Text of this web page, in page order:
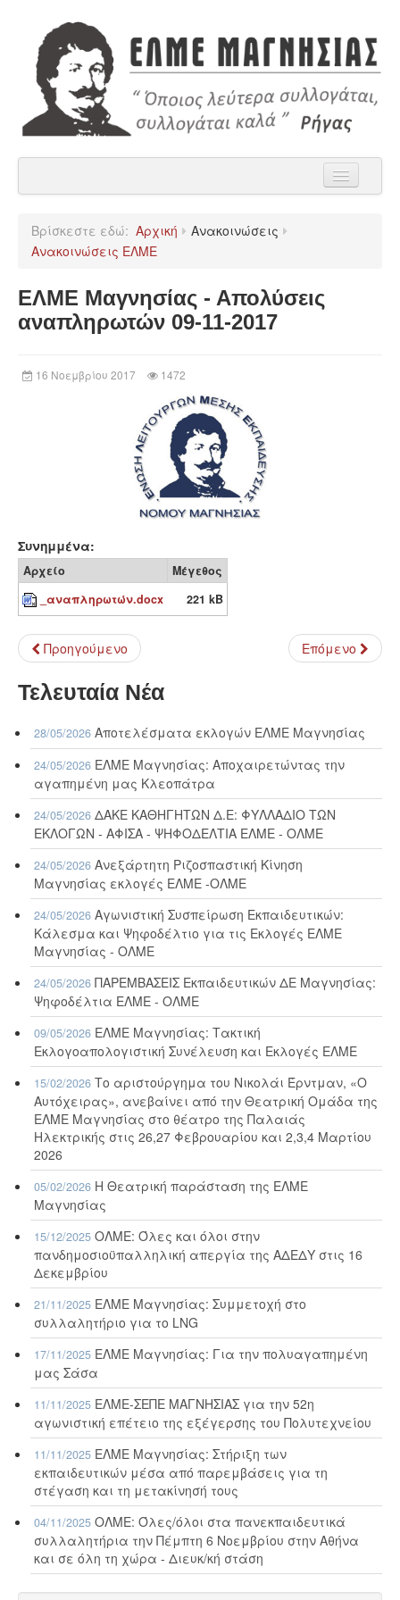
Η ΕΛΜΕ Μαγνησίας
Χρήσιμα
Επικοινωνία
Βρίσκεστε εδώ: Αρχική
Ανακοινώσεις
Ανακοινώσεις ΕΛΜΕ
ΕΛΜΕ Μαγνησίας - Απολύσεις
αναπληρωτών 09-11-2017
16 Νοεμβρίου 2017 1472
Συνημμένα:
Αρχείο
Μέγεθος
_αναπληρωτών.docx
221 kB
Προηγούμενο Επόμενο
Τελευταία Νέα
28/05/2026 Αποτελέσματα εκλογών ΕΛΜΕ Μαγνησίας
24/05/2026 ΕΛΜΕ Μαγνησίας: Αποχαιρετώντας την
αγαπημένη μας Κλεοπάτρα
24/05/2026 ΔΑΚΕ ΚΑΘΗΓΗΤΩΝ Δ.Ε: ΦΥΛΛΑΔΙΟ ΤΩΝ
ΕΚΛΟΓΩΝ - ΑΦΙΣΑ - ΨΗΦΟΔΕΛΤΙΑ ΕΛΜΕ - ΟΛΜΕ
24/05/2026 Ανεξάρτητη Ριζοσπαστική Κίνηση
Μαγνησίας εκλογές ΕΛΜΕ -ΟΛΜΕ
24/05/2026 Αγωνιστική Συσπείρωση Εκπαιδευτικών:
Κάλεσμα και Ψηφοδέλτιο για τις Εκλογές ΕΛΜΕ
Μαγνησίας - ΟΛΜΕ
24/05/2026 ΠΑΡΕΜΒΑΣΕΙΣ Εκπαιδευτικών ΔΕ Μαγνησίας:
Ψηφοδέλτια ΕΛΜΕ - ΟΛΜΕ
09/05/2026 ΕΛΜΕ Μαγνησίας: Τακτική
Εκλογοαπολογιστική Συνέλευση και Εκλογές ΕΛΜΕ
15/02/2026 Το αριστούργημα του Νικολάι Έρντμαν, «Ο
Αυτόχειρας», ανεβαίνει από την Θεατρική Ομάδα της
ΕΛΜΕ Μαγνησίας στο θέατρο της Παλαιάς
Ηλεκτρικής στις 26,27 Φεβρουαρίου και 2,3,4 Μαρτίου
2026
05/02/2026 Η Θεατρική παράσταση της ΕΛΜΕ
Μαγνησίας
15/12/2025 ΟΛΜΕ: Όλες και όλοι στην
πανδημοσιοϋπαλληλική απεργία της ΑΔΕΔΥ στις 16
Δεκεμβρίου
21/11/2025 ΕΛΜΕ Μαγνησίας: Συμμετοχή στο
συλλαλητήριο για το LNG
17/11/2025 ΕΛΜΕ Μαγνησίας: Για την πολυαγαπημένη
μας Σάσα
11/11/2025 ΕΛΜΕ-ΣΕΠΕ ΜΑΓΝΗΣΙΑΣ για την 52η
αγωνιστική επέτειο της εξέγερσης του Πολυτεχνείου
11/11/2025 ΕΛΜΕ Μαγνησίας: Στήριξη των
εκπαιδευτικών μέσα από παρεμβάσεις για τη
στέγαση και τη μετακίνησή τους
04/11/2025 ΟΛΜΕ: Όλες/όλοι στα πανεκπαιδευτικά
συλλαλητήρια την Πέμπτη 6 Νοεμβρίου στην Αθήνα
και σε όλη τη χώρα - Διευκ/κή στάση